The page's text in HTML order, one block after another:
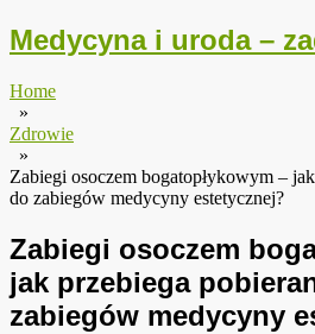
Medycyna i uroda –
Home
»
Zdrowie
»
Zabiegi osoczem bogatopłykowym –
do zabiegów medycyny estetycznej?
Zabiegi osoczem
jak przebiega
zabiegów medycyny